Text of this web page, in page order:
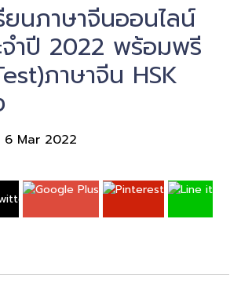
ยนภาษาจีนออนไลน์
จำปี 2022 พร้อมพรี
ภาษาจีน HSK
6 Mar 2022